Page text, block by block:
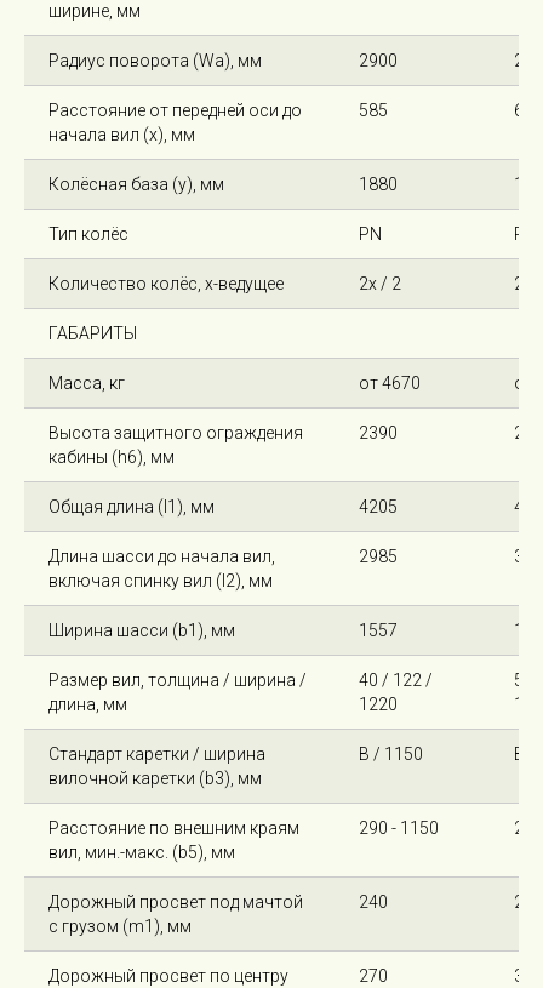
ширине, мм
Радиус поворота (Wa), мм 2900
Расстояние от передней оси до
начала вил (x), мм
585 600
Колёсная база (y), мм 1880
Тип колёс PN PN
Количество колёс, х-ведущее 2х / 2 2х
ГАБАРИТЫ
Масса, кг от 4670 от
Высота защитного ограждения
кабины (h6), мм
2390
Общая длина (l1), мм 4205
Длина шасси до начала вил,
включая спинку вил (l2), мм
2985
Ширина шасси (b1), мм 1557
Размер вил, толщина / ширина /
длина, мм
40 / 122 /
1220
50
Стандарт каретки / ширина
вилочной каретки (b3), мм
B / 1150 B /
Расстояние по внешним краям
вил, мин.-макс. (b5), мм
290 - 1150
Дорожный просвет под мачтой
с грузом (m1), мм
240 270
Дорожный просвет по центру
270 300